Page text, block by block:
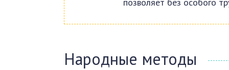
Народные методы